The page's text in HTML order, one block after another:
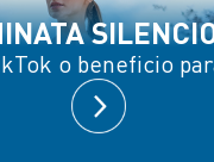
o beneficio